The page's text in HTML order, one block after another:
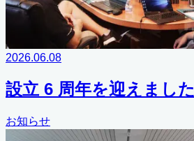
2026.06.08
設立 6 周年を迎えました
お知らせ